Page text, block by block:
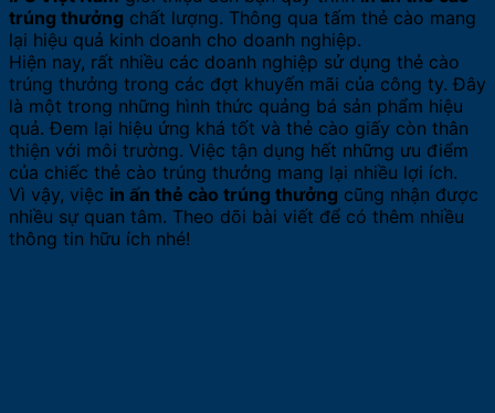
trúng thưởng chất lượng. Thông qua tấm thẻ cào mang
lại hiệu quả kinh doanh cho doanh nghiệp.
Hiện nay, rất nhiều các doanh nghiệp sử dụng thẻ cào
trúng thưởng trong các đợt khuyến mãi của công ty. Đây
là một trong những hình thức quảng bá sản phẩm hiệu
quả. Đem lại hiệu ứng khá tốt và thẻ cào giấy còn thân
thiện với môi trường. Việc tận dụng hết những ưu điểm
của chiếc thẻ cào trúng thưởng mang lại nhiều lợi ích.
Vì vậy, việc in ấn thẻ cào trúng thưởng cũng nhận được
nhiều sự quan tâm. Theo dõi bài viết để có thêm nhiều
thông tin hữu ích nhé!